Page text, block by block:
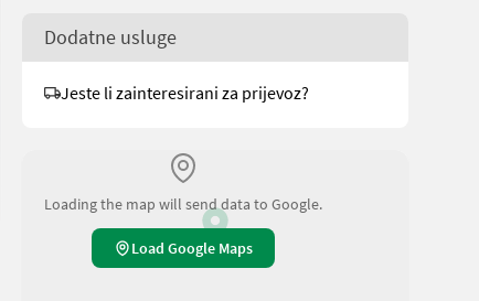
Dodatne usluge
Jeste li zainteresirani za prijevoz?
Loading the map will send data to Google.
Load Google Maps